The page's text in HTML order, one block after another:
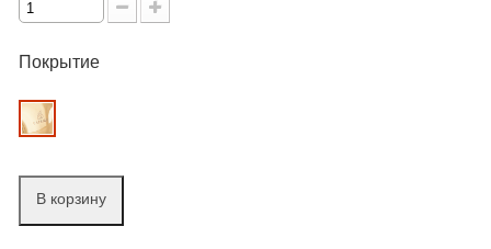
Покрытие
В корзину